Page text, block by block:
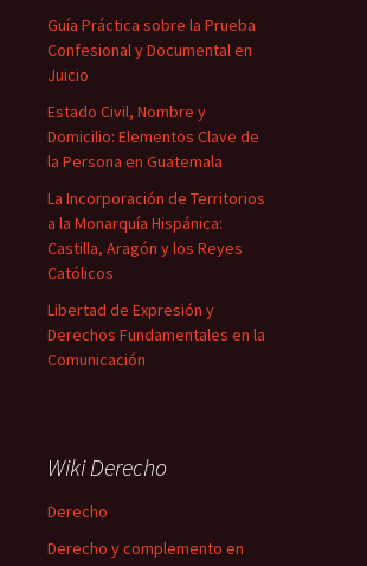
Guía Práctica sobre la Prueba
Confesional y Documental en
Juicio
Estado Civil, Nombre y
Domicilio: Elementos Clave de
la Persona en Guatemala
La Incorporación de Territorios
a la Monarquía Hispánica:
Castilla, Aragón y los Reyes
Católicos
Libertad de Expresión y
Derechos Fundamentales en la
Comunicación
Wiki Derecho
Derecho
Derecho y complemento en